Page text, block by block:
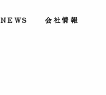
NEWS 会社情報